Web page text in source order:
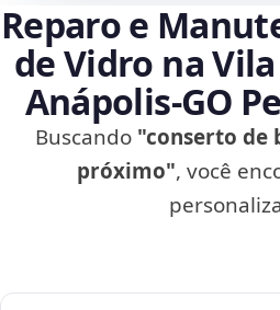
Reparo e
de Vidro na
Anápolis‑GO
Buscando "conserto de
próximo", você